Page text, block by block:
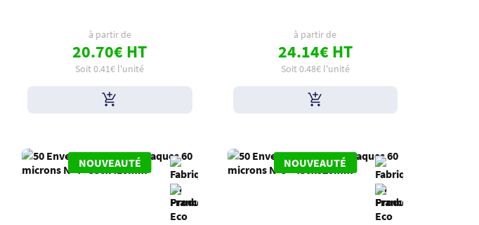
à partir de
20.70€ HT
Soit 0.41€ l'unité
à partir de
24.14€ HT
Soit 0.48€ l'unité
NOUVEAUTÉ NOUVEAUTÉ